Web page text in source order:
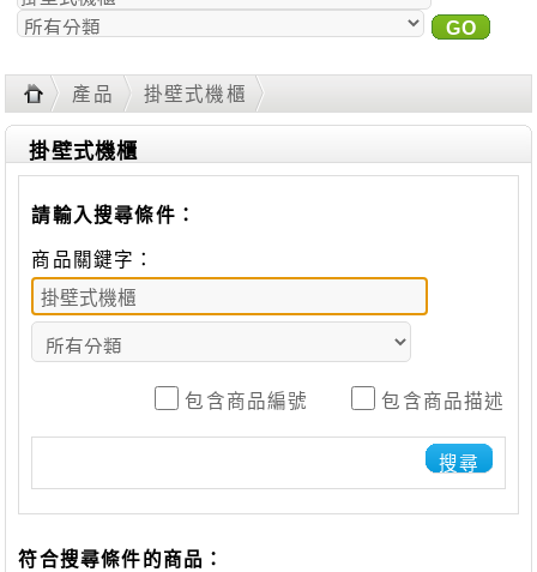
GO
產品
掛壁式機櫃
掛壁式機櫃
請輸入搜尋條件：
商品關鍵字：
包含商品編號 包含商品描述
搜尋
符合搜尋條件的商品：